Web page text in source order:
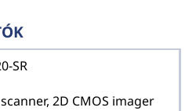
SR
2D CMOS imager